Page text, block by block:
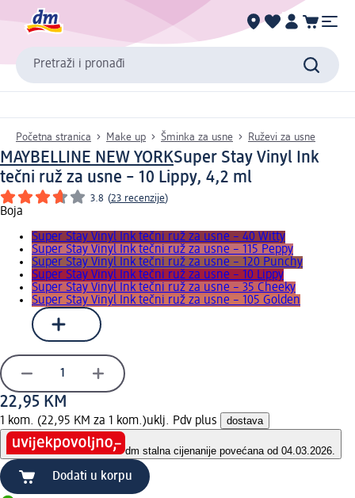
Pretraži i pronađi
Početna stranica Make up Šminka za usne Ruževi za usne
MAYBELLINE NEW YORKSuper Stay Vinyl Ink
tečni ruž za usne – 10 Lippy, 4,2 ml
3.8 (23 recenzije)
Boja
Super Stay Vinyl Ink tečni ruž za usne – 40 Witty
Super Stay Vinyl Ink tečni ruž za usne – 115 Peppy
Super Stay Vinyl Ink tečni ruž za usne – 120 Punchy
Super Stay Vinyl Ink tečni ruž za usne – 10 Lippy
Super Stay Vinyl Ink tečni ruž za usne – 35 Cheeky
Super Stay Vinyl Ink tečni ruž za usne – 105 Golden
22,95 KM
1 kom. (22,95 KM za 1 kom.)uklj. Pdv plus dostava
dm stalna cijenanije povećana od 04.03.2026.
Dodati u korpu